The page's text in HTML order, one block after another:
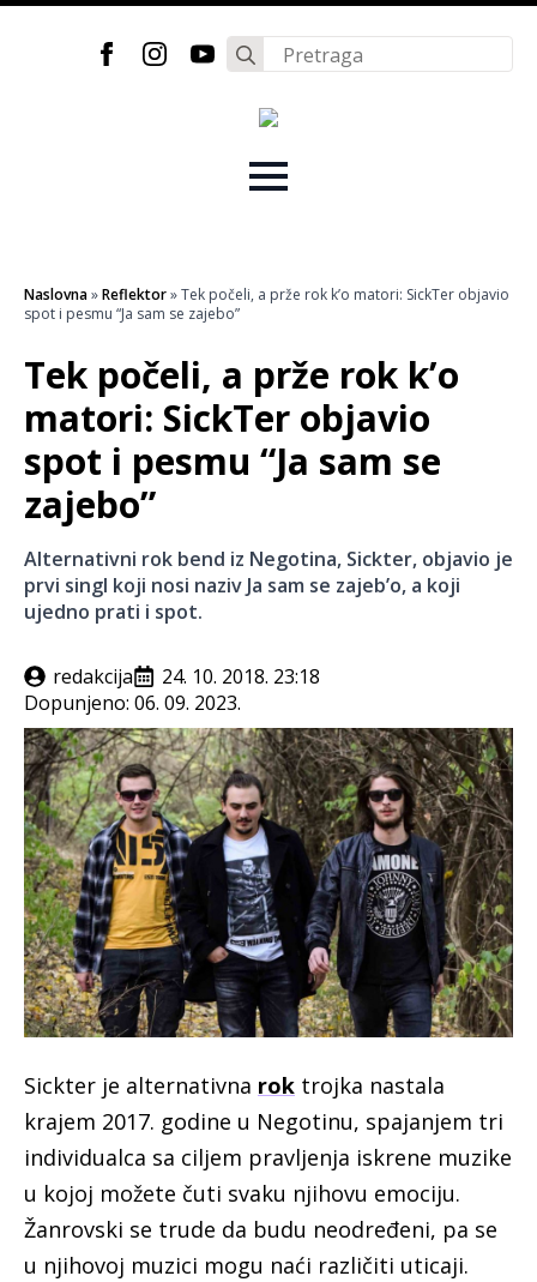
Search
for:
Naslovna»Reflektor»Tek počeli, a prže rok k’o matori: SickTer objavio
spot i pesmu “Ja sam se zajebo”
Tek počeli, a prže rok k’o
matori: SickTer objavio
spot i pesmu “Ja sam se
zajebo”
Alternativni rok bend iz Negotina, Sickter, objavio je
prvi singl koji nosi naziv Ja sam se zajeb’o, a koji
ujedno prati i spot.
redakcija
24. 10. 2018. 23:18
Dopunjeno: 06. 09. 2023.
Sickter je alternativna rok trojka nastala
krajem 2017. godine u Negotinu, spajanjem tri
individualca sa ciljem pravljenja iskrene muzike
u kojoj možete čuti svaku njihovu emociju.
Žanrovski se trude da budu neodređeni, pa se
u njihovoj muzici mogu naći različiti uticaji.